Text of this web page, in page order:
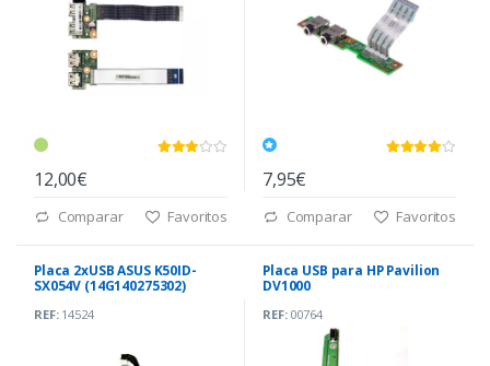
12,00€
Comparar Favoritos
7,95€
Comparar Favoritos
Placa 2xUSB ASUS K50ID-
SX054V (14G140275302)
REF:14524
Placa USB para HP Pavilion
DV1000
REF:00764